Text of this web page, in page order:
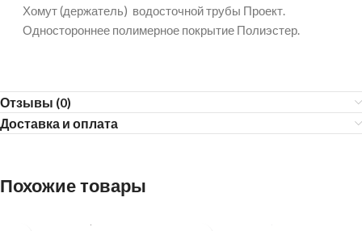
Хомут (держатель) водосточной трубы Проект.
Одностороннее полимерное покрытие Полиэстер.
Отзывы (0)
Доставка и оплата
Похожие товары